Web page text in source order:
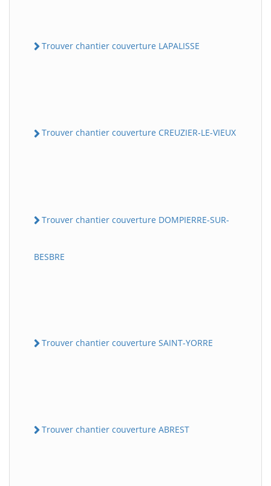
Trouver chantier couverture LAPALISSE
Trouver chantier couverture CREUZIER-LE-VIEUX
Trouver chantier couverture DOMPIERRE-SUR-
BESBRE
Trouver chantier couverture SAINT-YORRE
Trouver chantier couverture ABREST